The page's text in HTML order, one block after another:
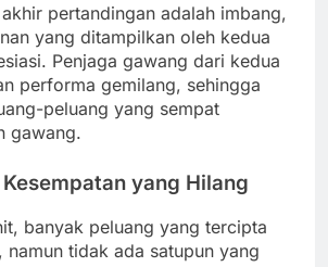
pertandingan adalah imbang,
yang ditampilkan oleh kedua
Penjaga gawang dari kedua
performa gemilang, sehingga
peluang yang sempat
gawang.
yang Hilang
banyak peluang yang tercipta
namun tidak ada satupun yang